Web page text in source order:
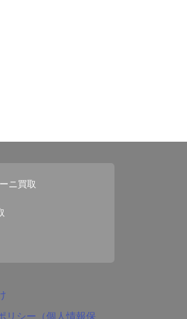
ニ買取
リシー（個人情報保